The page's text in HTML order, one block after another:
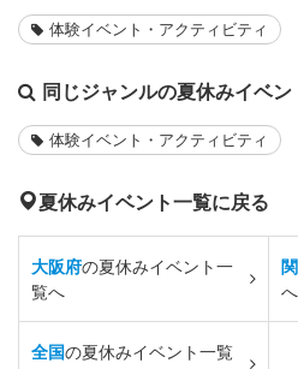
体験イベント・アクティビティ
同じジャンルの夏休みイベン
体験イベント・アクティビティ
夏休みイベント一覧に戻る
大阪府の夏休みイベント一
覧へ
へ
全国の夏休みイベント一覧